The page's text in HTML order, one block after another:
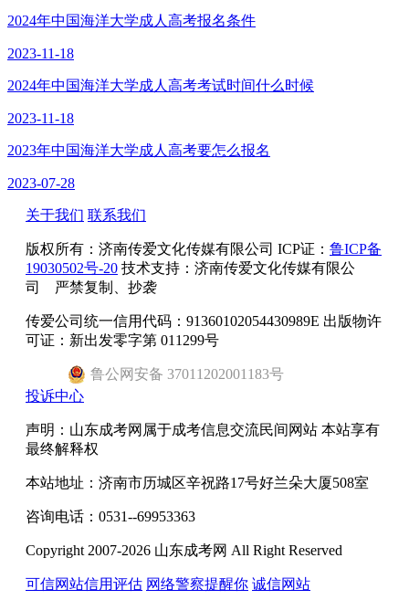
2024年中国海洋大学成人高考报名条件
2023-11-18
2024年中国海洋大学成人高考考试时间什么时候
2023-11-18
2023年中国海洋大学成人高考要怎么报名
2023-07-28
关于我们 联系我们
版权所有： 济南传爱文化传媒有限公司 ICP证： 鲁ICP备
19030502号-20 技术支持：济南传爱文化传媒有限公
司 严禁复制、抄袭
传爱公司统一信用代码：91360102054430989E 出版物许
可证：新出发零字第 011299号
鲁公网安备 37011202001183号
投诉中心
声明：山东成考网属于成考信息交流民间网站 本站享有
最终解释权
本站地址：济南市历城区辛祝路17号好兰朵大厦508室
咨询电话：0531--69953363
Copyright 2007-2026 山东成考网 All Right Reserved
可信网站信用评估 网络警察提醒你 诚信网站